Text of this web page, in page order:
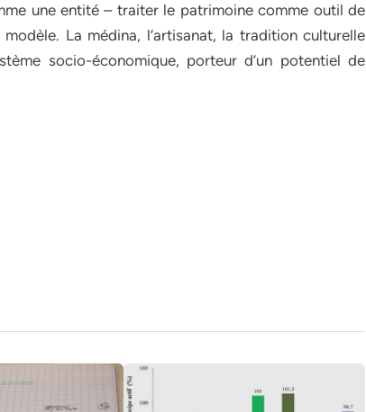
une entité – traiter le patrimoine comme outil de
La médina, l’artisanat, la tradition culturelle
socio-économique, porteur d’un potentiel de